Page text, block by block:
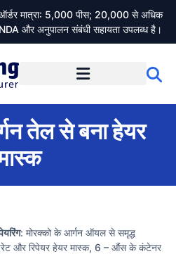
मात्रा: 5,000 पीस; 20,000 से अधिक
और अनुपालन संबंधी सहायता उपलब्ध है।
तेल से बना हेयर
: मोरक्को के आर्गन ऑयल से समृद्ध
और रिपेयर हेयर मास्क, 6 – औंस के कंटेनर